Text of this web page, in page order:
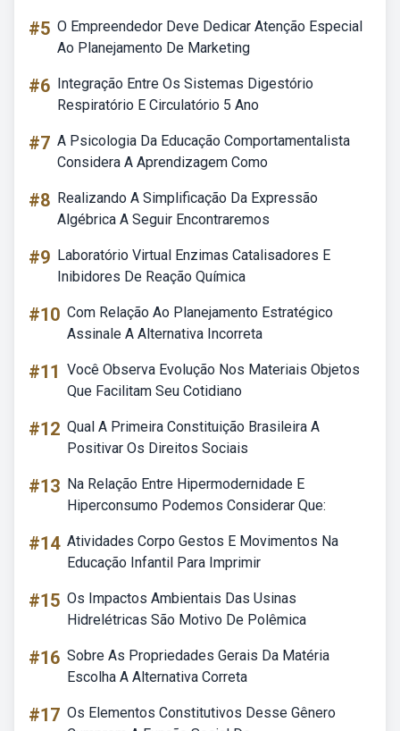
#5 O Empreendedor Deve Dedicar Atenção Especial
Ao Planejamento De Marketing
#6 Integração Entre Os Sistemas Digestório
Respiratório E Circulatório 5 Ano
#7 A Psicologia Da Educação Comportamentalista
Considera A Aprendizagem Como
#8 Realizando A Simplificação Da Expressão
Algébrica A Seguir Encontraremos
#9 Laboratório Virtual Enzimas Catalisadores E
Inibidores De Reação Química
#10 Com Relação Ao Planejamento Estratégico
Assinale A Alternativa Incorreta
#11 Você Observa Evolução Nos Materiais Objetos
Que Facilitam Seu Cotidiano
#12 Qual A Primeira Constituição Brasileira A
Positivar Os Direitos Sociais
#13 Na Relação Entre Hipermodernidade E
Hiperconsumo Podemos Considerar Que:
#14 Atividades Corpo Gestos E Movimentos Na
Educação Infantil Para Imprimir
#15 Os Impactos Ambientais Das Usinas
Hidrelétricas São Motivo De Polêmica
#16 Sobre As Propriedades Gerais Da Matéria
Escolha A Alternativa Correta
#17 Os Elementos Constitutivos Desse Gênero